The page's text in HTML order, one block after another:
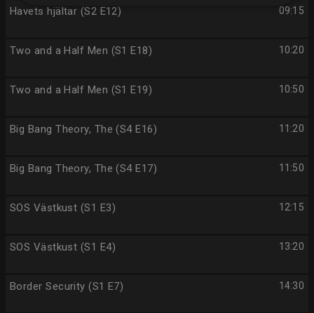
09:15
Havets hjältar (S2 E12)
10:20
Two and a Half Men (S1 E18)
10:50
Two and a Half Men (S1 E19)
11:20
Big Bang Theory, The (S4 E16)
11:50
Big Bang Theory, The (S4 E17)
12:15
SOS Västkust (S1 E3)
13:20
SOS Västkust (S1 E4)
14:30
Border Security (S1 E7)